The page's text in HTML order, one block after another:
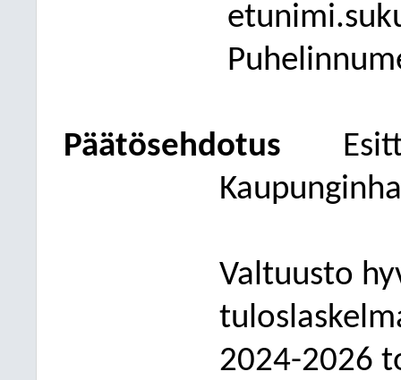
Päätösehdotus
Valtuusto
2024-2026